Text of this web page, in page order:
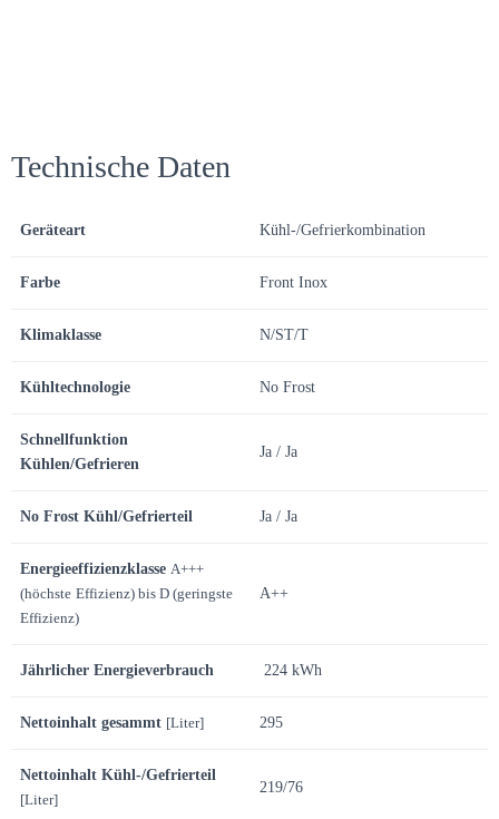
Technische Daten
Geräteart Kühl-/Gefrierkombination
Farbe Front Inox
Klimaklasse N/ST/T
Kühltechnologie No Frost
Schnellfunktion
Kühlen/Gefrieren
Ja / Ja
No Frost Kühl/Gefrierteil Ja / Ja
Energieeffizienzklasse A+++
(höchste Effizienz) bis D (geringste
Effizienz)
A++
Jährlicher Energieverbrauch 224 kWh
Nettoinhalt gesammt [Liter] 295
Nettoinhalt Kühl-/Gefrierteil
[Liter]
219/76